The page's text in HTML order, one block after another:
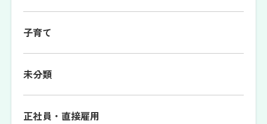
子育て
未分類
正社員・直接雇用